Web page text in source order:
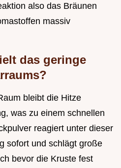
also das Bräunen
massiv
das geringe
bleibt die Hitze
was zu einem schnellen
reagiert unter dieser
sofort und schlägt große
bevor die Kruste fest